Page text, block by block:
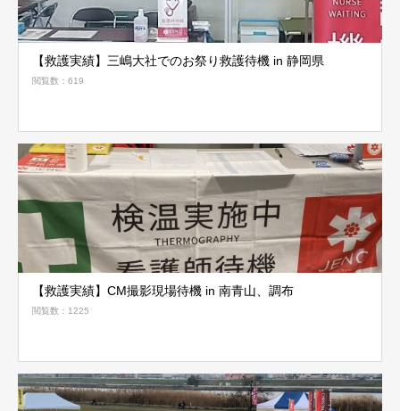
【救護実績】三嶋大社でのお祭り救護待機 in 静岡県
閲覧数：619
【救護実績】CM撮影現場待機 in 南青山、調布
閲覧数：1225